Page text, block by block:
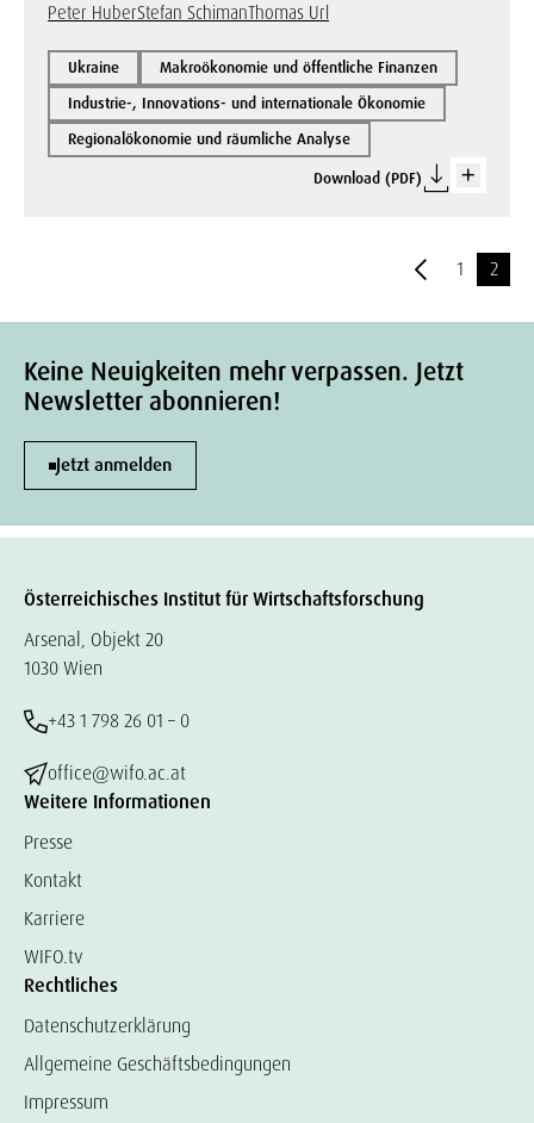
Peter HuberStefan SchimanThomas Url
Ukraine
Makroökonomie und öffentliche Finanzen
Industrie-, Innovations- und internationale Ökonomie
Regionalökonomie und räumliche Analyse
Download (PDF)
1 2
Keine Neuigkeiten mehr verpassen. Jetzt
Newsletter abonnieren!
Jetzt anmelden
Österreichisches Institut für Wirtschaftsforschung
Arsenal, Objekt 20
1030 Wien
+43 1 798 26 01 – 0
office@wifo.ac.at
Weitere Informationen
Presse
Kontakt
Karriere
WIFO.tv
Rechtliches
Datenschutzerklärung
Allgemeine Geschäftsbedingungen
Impressum